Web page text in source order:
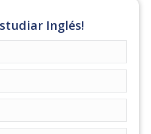
Inglés!